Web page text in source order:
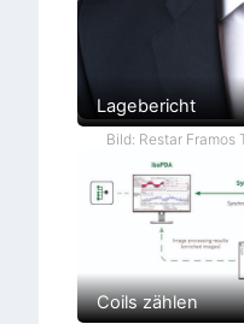
Lagebericht
Bild: Restar Framos
Coils zählen